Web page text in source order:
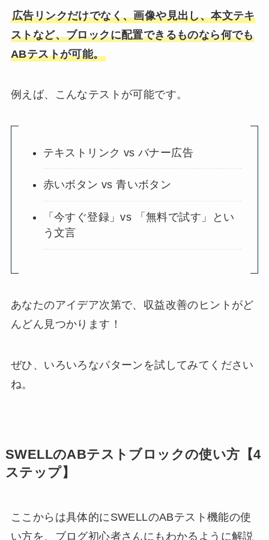
広告リンクだけでなく、画像や見出し、本文テキ
ストなど、ブロックに配置できるものなら何でも
ABテストが可能。
例えば、こんなテストが可能です。
テキストリンク vs バナー広告
赤いボタン vs 青いボタン
「今すぐ登録」vs 「無料で試す」とい
う文言
あなたのアイデア次第で、収益改善のヒントがど
んどん見つかります！
ぜひ、いろいろなパターンを試してみてください
ね。
SWELLのABテストブロックの使い方【4
ステップ】
ここからは具体的にSWELLのABテスト機能の使
い方を、ブログ初心者さんにもわかるように解説